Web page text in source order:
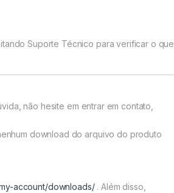
Suporte Técnico para verificar o que
não hesite em entrar em contato,
download do arquivo do produto
account/downloads/. Além disso,